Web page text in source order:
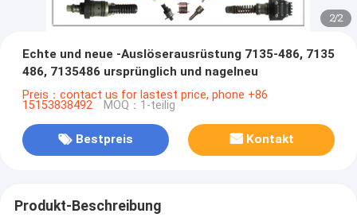
2/2
Echte und neue -Auslöserausrüstung 7135-486, 7135
486, 7135486 ursprünglich und nagelneu
Preis：contact us for lastest price, phone +86
15153838492 MOQ：1-teilig
Bestpreis Kontakt
Produkt-Beschreibung